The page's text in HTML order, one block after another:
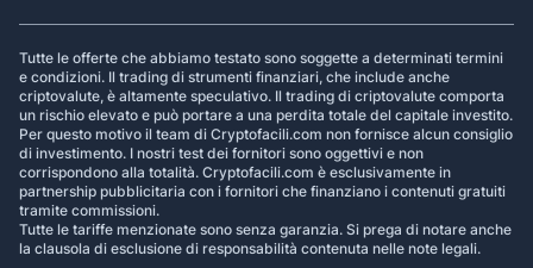
Tutte le offerte che abbiamo testato sono soggette a determinati termini
e condizioni. Il trading di strumenti finanziari, che include anche
criptovalute, è altamente speculativo. Il trading di criptovalute comporta
un rischio elevato e può portare a una perdita totale del capitale investito.
Per questo motivo il team di Cryptofacili.com non fornisce alcun consiglio
di investimento. I nostri test dei fornitori sono oggettivi e non
corrispondono alla totalità. Cryptofacili.com è esclusivamente in
partnership pubblicitaria con i fornitori che finanziano i contenuti gratuiti
tramite commissioni.
Tutte le tariffe menzionate sono senza garanzia. Si prega di notare anche
la clausola di esclusione di responsabilità contenuta nelle note legali.